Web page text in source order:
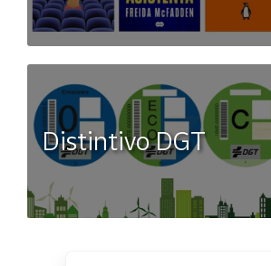
Distintivo DGT